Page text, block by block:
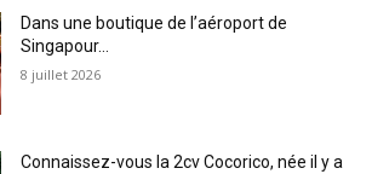
Dans une boutique de l’aéroport de
Singapour…
8 juillet 2026
Connaissez-vous la 2cv Cocorico, née il y a